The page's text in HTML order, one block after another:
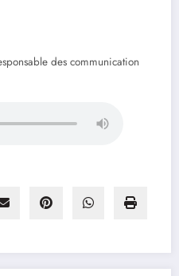
des communication